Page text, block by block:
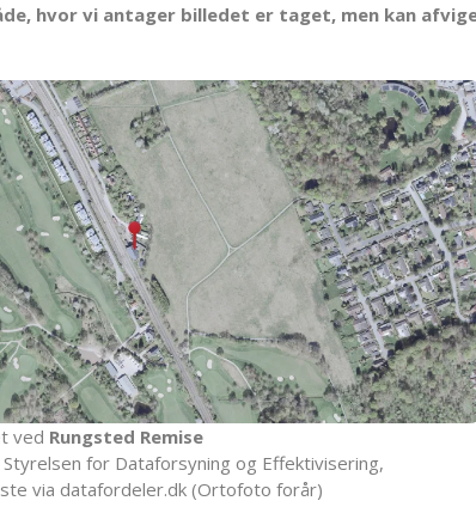
hvor vi antager billedet er taget, men kan
ved Rungsted Remise
for Dataforsyning og Effektivisering,
via datafordeler.dk (Ortofoto forår)